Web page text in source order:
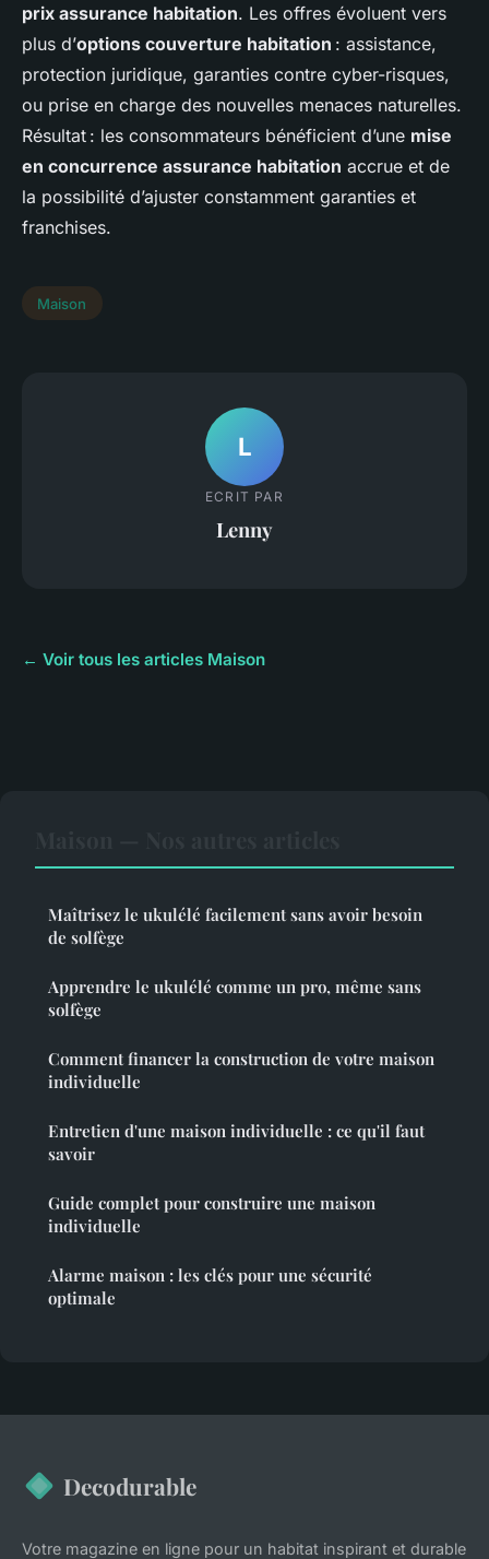
prix assurance habitation. Les offres évoluent vers
plus d’options couverture habitation : assistance,
protection juridique, garanties contre cyber-risques,
ou prise en charge des nouvelles menaces naturelles.
Résultat : les consommateurs bénéficient d’une mise
en concurrence assurance habitation accrue et de
la possibilité d’ajuster constamment garanties et
franchises.
Maison
L
ECRIT PAR
Lenny
← Voir tous les articles Maison
Maîtrisez le ukulélé facilement sans avoir besoin
de solfège
Apprendre le ukulélé comme un pro, même sans
solfège
Comment financer la construction de votre maison
individuelle
Entretien d'une maison individuelle : ce qu'il faut
savoir
Guide complet pour construire une maison
individuelle
Alarme maison : les clés pour une sécurité
optimale
Decodurable
Votre magazine en ligne pour un habitat inspirant et durable